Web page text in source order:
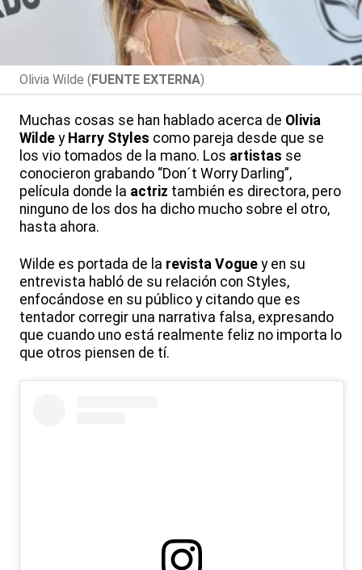
Olivia Wilde (FUENTE EXTERNA)
Muchas cosas se han hablado acerca de Olivia
Wilde y Harry Styles como pareja desde que se
los vio tomados de la mano. Los artistas se
conocieron grabando “Don´t Worry Darling”,
película donde la actriz también es directora, pero
ninguno de los dos ha dicho mucho sobre el otro,
hasta ahora.
Wilde es portada de la revista Vogue y en su
entrevista habló de su relación con Styles,
enfocándose en su público y citando que es
tentador corregir una narrativa falsa, expresando
que cuando uno está realmente feliz no importa lo
que otros piensen de tí.